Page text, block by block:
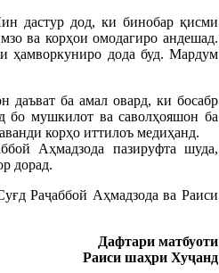
дастур дод, ки бинобар қисми
ва корҳои омодагиро андешад.
ҳамворкуниро дода буд. Мардум
даъват ба амал овард, ки босабр
бо мушкилот ва саволҳояшон ба
корҳо иттилоъ медиҳанд.
Аҳмадзода пазируфта шуда,
дорад.
Раҷаббой Аҳмадзода ва Раиси
Дафтари матбуоти
Раиси шаҳри Хуҷанд